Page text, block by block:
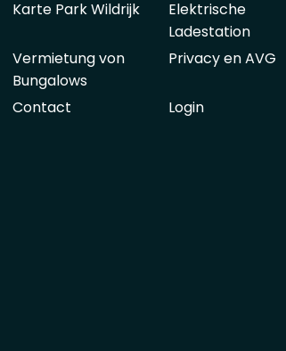
Karte Park Wildrijk
Elektrische
Ladestation
Vermietung von
Bungalows
Privacy en AVG
Contact Login